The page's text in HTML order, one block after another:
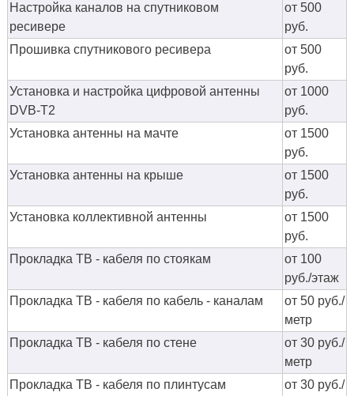
Настройка каналов на спутниковом
ресивере
от 500
руб.
Прошивка спутникового ресивера
от 500
руб.
Установка и настройка цифровой антенны
DVB-T2
от 1000
руб.
Установка антенны на мачте
от 1500
руб.
Установка антенны на крыше
от 1500
руб.
Установка коллективной антенны
от 1500
руб.
Прокладка ТВ - кабеля по стоякам
от 100
руб./этаж
Прокладка ТВ - кабеля по кабель - каналам
от 50 руб./
метр
Прокладка ТВ - кабеля по стене
от 30 руб./
метр
Прокладка ТВ - кабеля по плинтусам
от 30 руб./